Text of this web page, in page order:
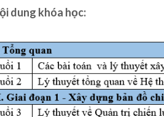
dung khóa học: